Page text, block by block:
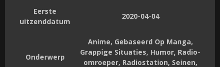
Eerste
uitzenddatum
2020-04-04
Onderwerp
Anime, Gebaseerd Op Manga,
Grappige Situaties, Humor, Radio-
omroeper, Radiostation, Seinen,